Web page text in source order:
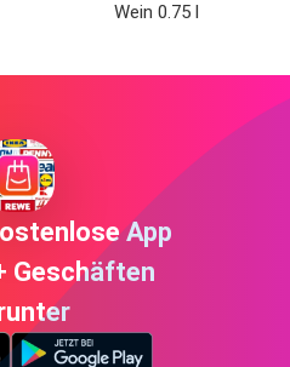
Wein 0.75 l
App
Geschäften